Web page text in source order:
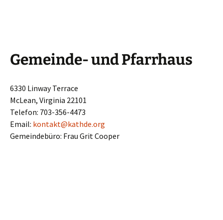
Gemeinde- und Pfarrhaus
6330 Linway Terrace
McLean, Virginia 22101
Telefon: 703-356-4473
Email: kontakt@kathde.org
Gemeindebüro: Frau Grit Cooper